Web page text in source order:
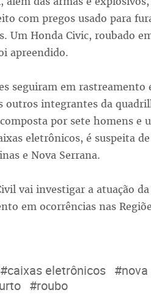
com pregos usado para
Um Honda Civic, roubado
apreendido.
seguiram em rastreamento
outros integrantes da
por sete homens e
eletrônicos, é suspeita
e Nova Serrana.
vai investigar a atuação
em ocorrências nas
#caixas eletrônicos
#roubo